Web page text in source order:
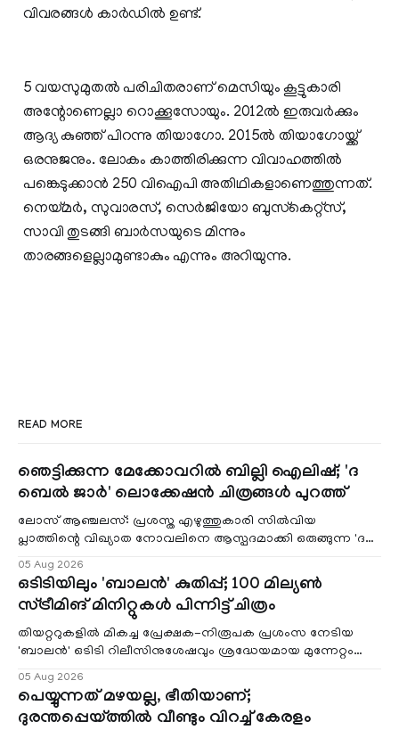
വിവരങ്ങള്‍ കാര്‍ഡില്‍ ഉണ്ട്.
5 വയസുമുതല്‍ പരിചിതരാണ് മെസിയും കൂട്ടുകാരി
അന്റോണെല്ലാ റൊക്കൂസോയും. 2012ല്‍ ഇരുവര്‍ക്കും
ആദ്യ കുഞ്ഞ് പിറന്നു തിയാഗോ. 2015ല്‍ തിയാഗോയ്ക്ക്
ഒരനുജനും. ലോകം കാത്തിരിക്കുന്ന വിവാഹത്തില്‍
പങ്കെടുക്കാന്‍ 250 വിഐപി അതിഥികളാണെത്തുന്നത്.
നെയ്മര്‍, സുവാരസ്, സെര്‍ജിയോ ബുസ്‌കെറ്റ്‌സ്,
സാവി തുടങ്ങി ബാര്‍സയുടെ മിന്നും
താരങ്ങളെല്ലാമുണ്ടാകും എന്നും അറിയുന്നു.
READ MORE
ഞെട്ടിക്കുന്ന മേക്കോവറിൽ ബില്ലി ഐലിഷ്; 'ദ
ബെൽ ജാർ' ലൊക്കേഷൻ ചിത്രങ്ങൾ പുറത്ത്
ലോസ് ആഞ്ചലസ്: പ്രശസ്ത എഴുത്തുകാരി സിൽവിയ
പ്ലാത്തിന്റെ വിഖ്യാത നോവലിനെ ആസ്പദമാക്കി ഒരുങ്ങുന്ന 'ദ
05 Aug 2026
ഒടിടിയിലും 'ബാലൻ' കുതിപ്പ്; 100 മില്യൺ
സ്ട്രീമിങ് മിനിറ്റുകൾ പിന്നിട്ട് ചിത്രം
തിയറ്ററുകളിൽ മികച്ച പ്രേക്ഷക-നിരൂപക പ്രശംസ നേടിയ
'ബാലൻ' ഒടിടി റിലീസിനുശേഷവും ശ്രദ്ധേയമായ മുന്നേറ്റം
05 Aug 2026
പെയ്യുന്നത് മഴയല്ല, ഭീതിയാണ്;
ദുരന്തപ്പെയ്ത്തിൽ വീണ്ടും വിറച്ച് കേരളം